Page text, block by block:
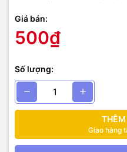
Giá bán:
500₫
Số lượng:
THÊM
Giao hàng